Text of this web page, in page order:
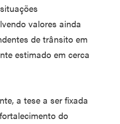
valores ainda
de trânsito em
estimado em cerca
a tese a ser fixada
do